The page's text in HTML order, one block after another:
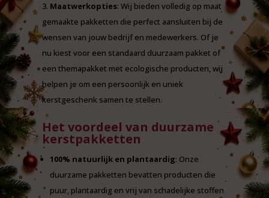
Maatwerkopties: Wij bieden volledig op maat
gemaakte pakketten die perfect aansluiten bij de
wensen van jouw bedrijf en medewerkers. Of je
nu kiest voor een standaard duurzaam pakket of
een themapakket met ecologische producten, wij
helpen je om een persoonlijk en uniek
kerstgeschenk samen te stellen.
Het voordeel van duurzame
kerstpakketten
100% natuurlijk en plantaardig: Onze
duurzame pakketten bevatten producten die
puur, plantaardig en vrij van schadelijke stoffen